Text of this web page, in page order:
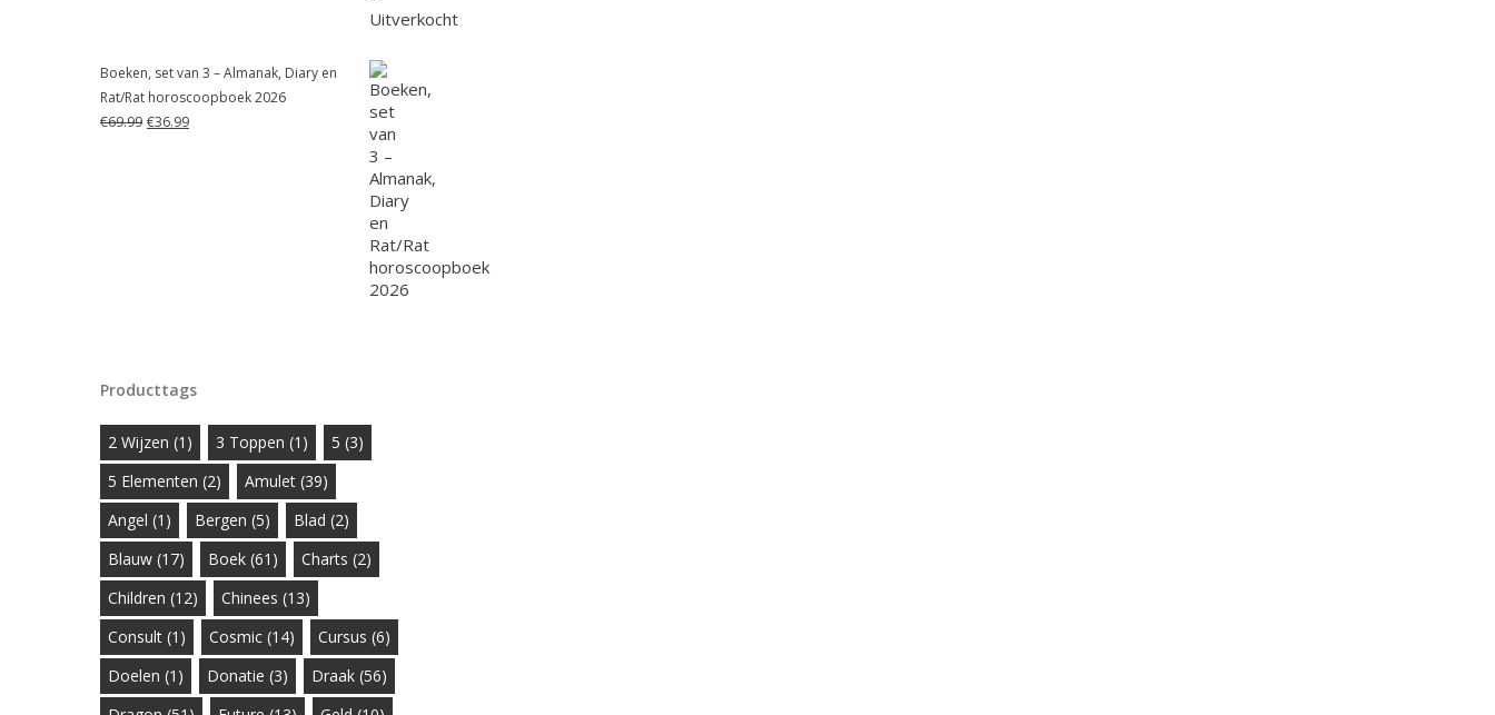
Boeken, set van 3 – Almanak, Diary en
Rat/Rat horoscoopboek 2026
€69.99 Oorspronkelijke
€36.99Huidige
Producttags
2 Wijzen (1) 3 Toppen (1) 5 (3)
5 Elementen (2) Amulet (39)
Angel (1) Bergen (5) Blad (2)
Blauw (17) Boek (61) Charts (2)
Children (12) Chinees (13)
Consult (1) Cosmic (14) Cursus (6)
Doelen (1) Donatie (3) Draak (56)